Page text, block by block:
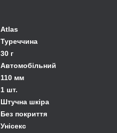
Atlas
Туреччина
30 г
Автомобільний
110 мм
1 шт.
Штучна шкіра
Без покриття
Унісекс